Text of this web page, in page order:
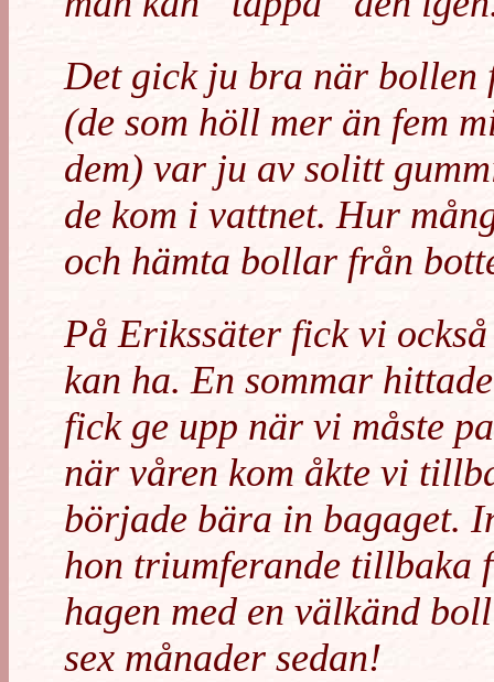
Det gick ju bra när bollen
(de som höll mer än fem
dem) var ju av solitt
de kom i vattnet. Hur
och hämta bollar från
På Erikssäter fick vi
kan ha. En sommar
fick ge upp när vi måste
när våren kom åkte vi
började bära in bagaget.
hon triumferande tillbaka
hagen med en välkänd
sex månader sedan!